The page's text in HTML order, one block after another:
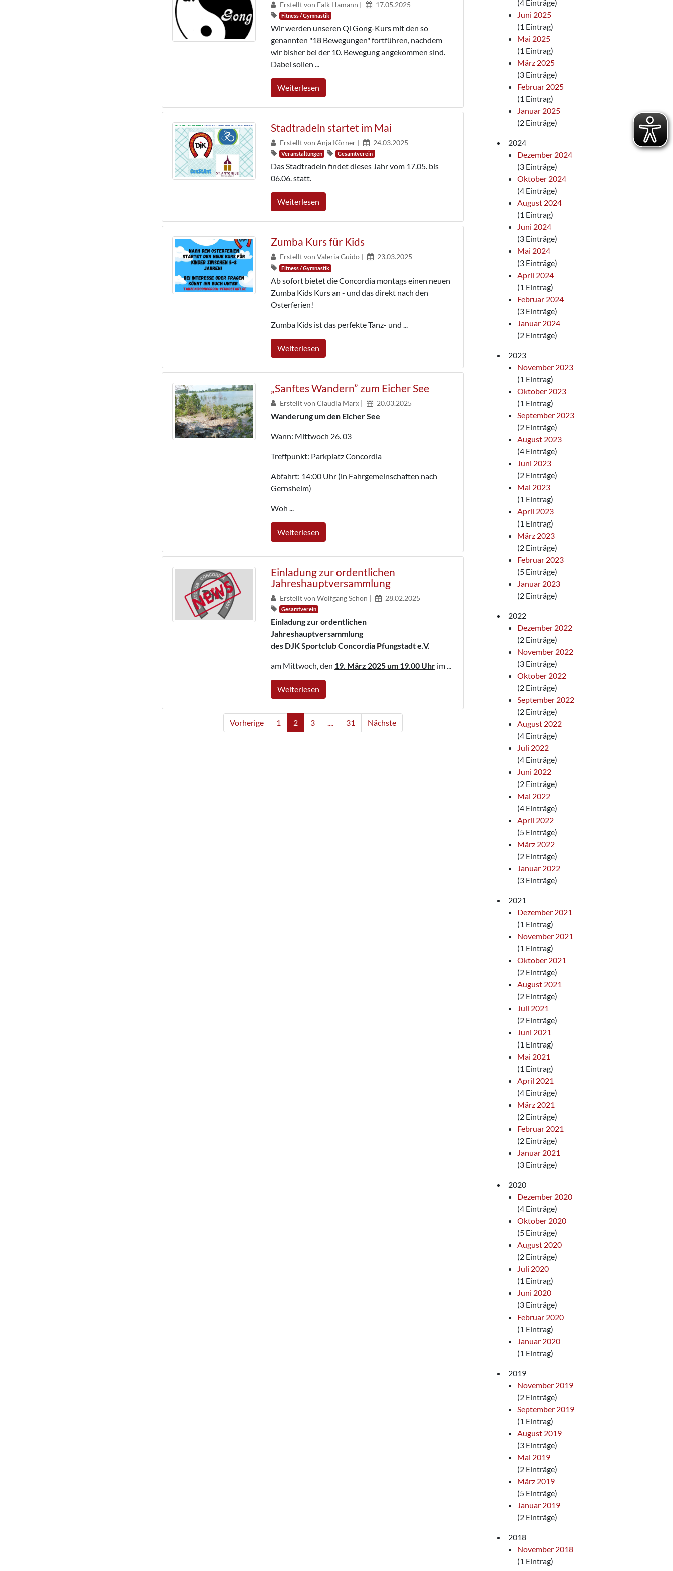
Erstellt von Falk Hamann | 17.05.2025
Fitness / Gymnastik
Wir werden unseren Qi Gong-Kurs mit den so
genannten "18 Bewegungen" fortführen, nachdem
wir bisher bei der 10. Bewegung angekommen sind.
Dabei sollen ...
Weiterlesen
Stadtradeln startet im Mai
Erstellt von Anja Körner | 24.03.2025
Veranstaltungen Gesamtverein
Das Stadtradeln findet dieses Jahr vom 17.05. bis
06.06. statt.
Weiterlesen
Zumba Kurs für Kids
Erstellt von Valeria Guido | 23.03.2025
Fitness / Gymnastik
Ab sofort bietet die Concordia montags einen neuen
Zumba Kids Kurs an - und das direkt nach den
Osterferien!
Zumba Kids ist das perfekte Tanz- und ...
Weiterlesen
„Sanftes Wandern” zum Eicher See
Erstellt von Claudia Marx | 20.03.2025
Wanderung um den Eicher See
Wann: Mittwoch 26. 03
Treffpunkt: Parkplatz Concordia
Abfahrt: 14:00 Uhr (in Fahrgemeinschaften nach
Gernsheim)
Woh ...
Weiterlesen
Einladung zur ordentlichen
Jahreshauptversammlung
Erstellt von Wolfgang Schön | 28.02.2025
Gesamtverein
Einladung zur ordentlichen
Jahreshauptversammlung
des DJK Sportclub Concordia Pfungstadt e.V.
am Mittwoch, den 19. März 2025um 19.00 Uhr im ...
Weiterlesen
Vorherige 1 2 3 .... 31 Nächste
(4 Einträge)
Juni 2025
(1 Eintrag)
Mai 2025
(1 Eintrag)
März 2025
(3 Einträge)
Februar 2025
(1 Eintrag)
Januar 2025
(2 Einträge)
2024
Dezember 2024
(3 Einträge)
Oktober 2024
(4 Einträge)
August 2024
(1 Eintrag)
Juni 2024
(3 Einträge)
Mai 2024
(3 Einträge)
April 2024
(1 Eintrag)
Februar 2024
(3 Einträge)
Januar 2024
(2 Einträge)
2023
November 2023
(1 Eintrag)
Oktober 2023
(1 Eintrag)
September 2023
(2 Einträge)
August 2023
(4 Einträge)
Juni 2023
(2 Einträge)
Mai 2023
(1 Eintrag)
April 2023
(1 Eintrag)
März 2023
(2 Einträge)
Februar 2023
(5 Einträge)
Januar 2023
(2 Einträge)
2022
Dezember 2022
(2 Einträge)
November 2022
(3 Einträge)
Oktober 2022
(2 Einträge)
September 2022
(2 Einträge)
August 2022
(4 Einträge)
Juli 2022
(4 Einträge)
Juni 2022
(2 Einträge)
Mai 2022
(4 Einträge)
April 2022
(5 Einträge)
März 2022
(2 Einträge)
Januar 2022
(3 Einträge)
2021
Dezember 2021
(1 Eintrag)
November 2021
(1 Eintrag)
Oktober 2021
(2 Einträge)
August 2021
(2 Einträge)
Juli 2021
(2 Einträge)
Juni 2021
(1 Eintrag)
Mai 2021
(1 Eintrag)
April 2021
(4 Einträge)
März 2021
(2 Einträge)
Februar 2021
(2 Einträge)
Januar 2021
(3 Einträge)
2020
Dezember 2020
(4 Einträge)
Oktober 2020
(5 Einträge)
August 2020
(2 Einträge)
Juli 2020
(1 Eintrag)
Juni 2020
(3 Einträge)
Februar 2020
(1 Eintrag)
Januar 2020
(1 Eintrag)
2019
November 2019
(2 Einträge)
September 2019
(1 Eintrag)
August 2019
(3 Einträge)
Mai 2019
(2 Einträge)
März 2019
(5 Einträge)
Januar 2019
(2 Einträge)
2018
November 2018
(1 Eintrag)